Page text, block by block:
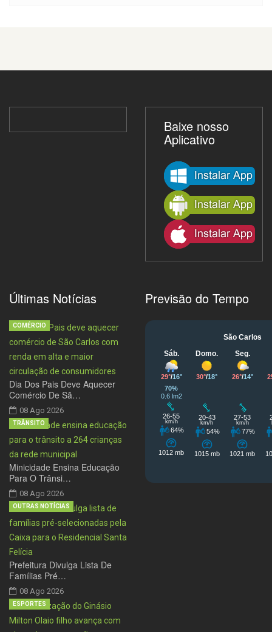
Baixe nosso
Aplicativo
Últimas Notícias
Dia Dos Pais Deve Aquecer
Comércio De Sã…
08 Ago 2026
COMÉRCIO
Minicidade Ensina Educação
Para O Trânsi…
08 Ago 2026
TRÂNSITO
Prefeitura Divulga Lista De
Famílias Pré…
08 Ago 2026
OUTRAS NOTÍCIAS
ESPORTES
Previsão do Tempo